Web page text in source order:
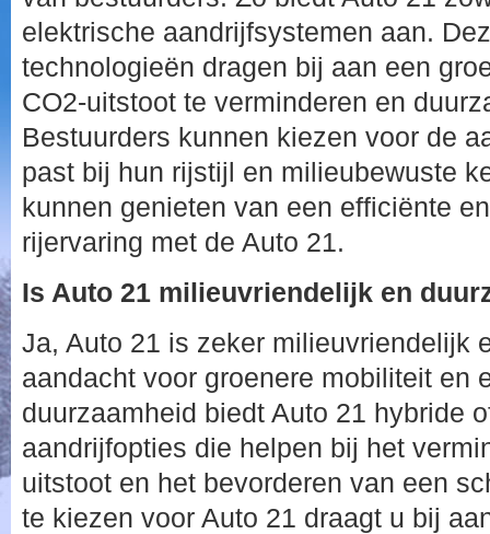
elektrische aandrijfsystemen aan.
technologieën dragen bij aan een
CO2-uitstoot te verminderen en
Bestuurders kunnen kiezen voor de
past bij hun rijstijl en milieubewuste
kunnen genieten van een efficiënte
rijervaring met de Auto 21.
Is Auto 21 milieuvriendelijk en
Ja, Auto 21 is zeker milieuvriendelijk
aandacht voor groenere mobiliteit en
duurzaamheid biedt Auto 21 hybride
aandrijfopties die helpen bij het
uitstoot en het bevorderen van een
te kiezen voor Auto 21 draagt u bij